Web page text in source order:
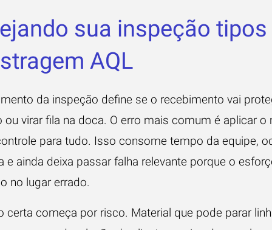
sua inspeção tipos
AQL
da inspeção define se o recebimento vai
ou virar fila na doca. O erro mais comum é aplicar o
para tudo. Isso consome tempo da equipe,
e ainda deixa passar falha relevante porque o
no lugar errado.
certa começa por risco. Material que pode parar